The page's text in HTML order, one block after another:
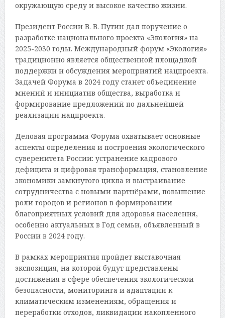
окружающую среду и высокое качество жизни.
Президент России В. В. Путин дал поручение о
разработке национального проекта «Экология» на
2025-2030 годы. Международный форум «Экология»
традиционно является общественной площадкой
поддержки и обсуждения мероприятий нацпроекта.
Задачей Форума в 2024 году станет объединение
мнений и инициатив общества, выработка и
формирование предложений по дальнейшей
реализации нацпроекта.
Деловая программа Форума охватывает основные
аспекты определения и построения экологического
суверенитета России: устранение кадрового
дефицита и цифровая трансформация, становление
экономики замкнутого цикла и выстраивание
сотрудничества с новыми партнёрами, повышение
роли городов и регионов в формировании
благоприятных условий для здоровья населения,
особенно актуальных в Год семьи, объявленный в
России в 2024 году.
В рамках мероприятия пройдет выставочная
экспозиция, на которой будут представлены
достижения в сфере обеспечения экологической
безопасности, мониторинга и адаптации к
климатическим изменениям, обращения и
переработки отходов, ликвидации накопленного